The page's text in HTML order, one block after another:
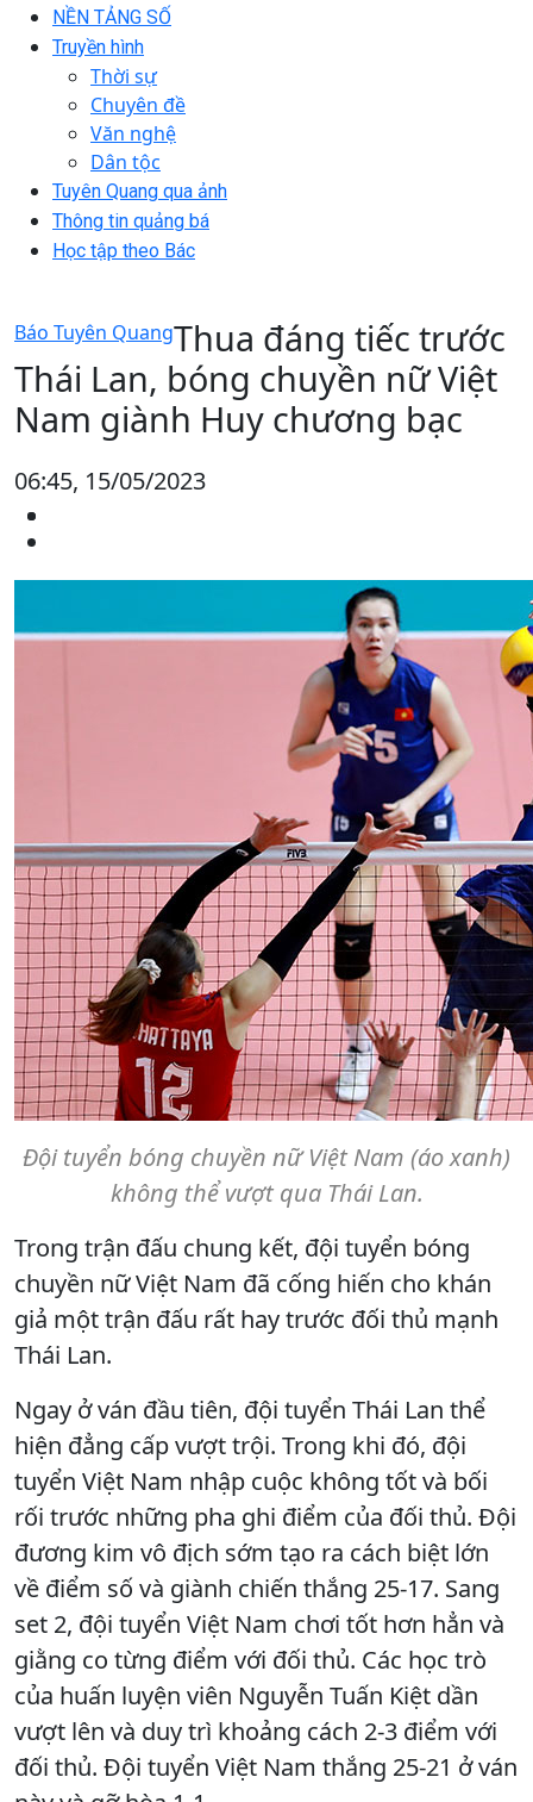
NỀN TẢNG SỐ
Truyền hình
Thời sự
Chuyên đề
Văn nghệ
Dân tộc
Tuyên Quang qua ảnh
Thông tin quảng bá
Học tập theo Bác
Báo Tuyên QuangThua đáng tiếc trước
Thái Lan, bóng chuyền nữ Việt
Nam giành Huy chương bạc
06:45, 15/05/2023
Đội tuyển bóng chuyền nữ Việt Nam (áo xanh)
không thể vượt qua Thái Lan.
Trong trận đấu chung kết, đội tuyển bóng
chuyền nữ Việt Nam đã cống hiến cho khán
giả một trận đấu rất hay trước đối thủ mạnh
Thái Lan.
Ngay ở ván đầu tiên, đội tuyển Thái Lan thể
hiện đẳng cấp vượt trội. Trong khi đó, đội
tuyển Việt Nam nhập cuộc không tốt và bối
rối trước những pha ghi điểm của đối thủ. Đội
đương kim vô địch sớm tạo ra cách biệt lớn
về điểm số và giành chiến thắng 25-17. Sang
set 2, đội tuyển Việt Nam chơi tốt hơn hẳn và
giằng co từng điểm với đối thủ. Các học trò
của huấn luyện viên Nguyễn Tuấn Kiệt dần
vượt lên và duy trì khoảng cách 2-3 điểm với
đối thủ. Đội tuyển Việt Nam thắng 25-21 ở ván